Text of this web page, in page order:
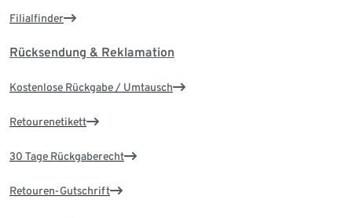
Filialfinder
Rücksendung & Reklamation
Kostenlose Rückgabe / Umtausch
Retourenetikett
30 Tage Rückgaberecht
Retouren-Gutschrift